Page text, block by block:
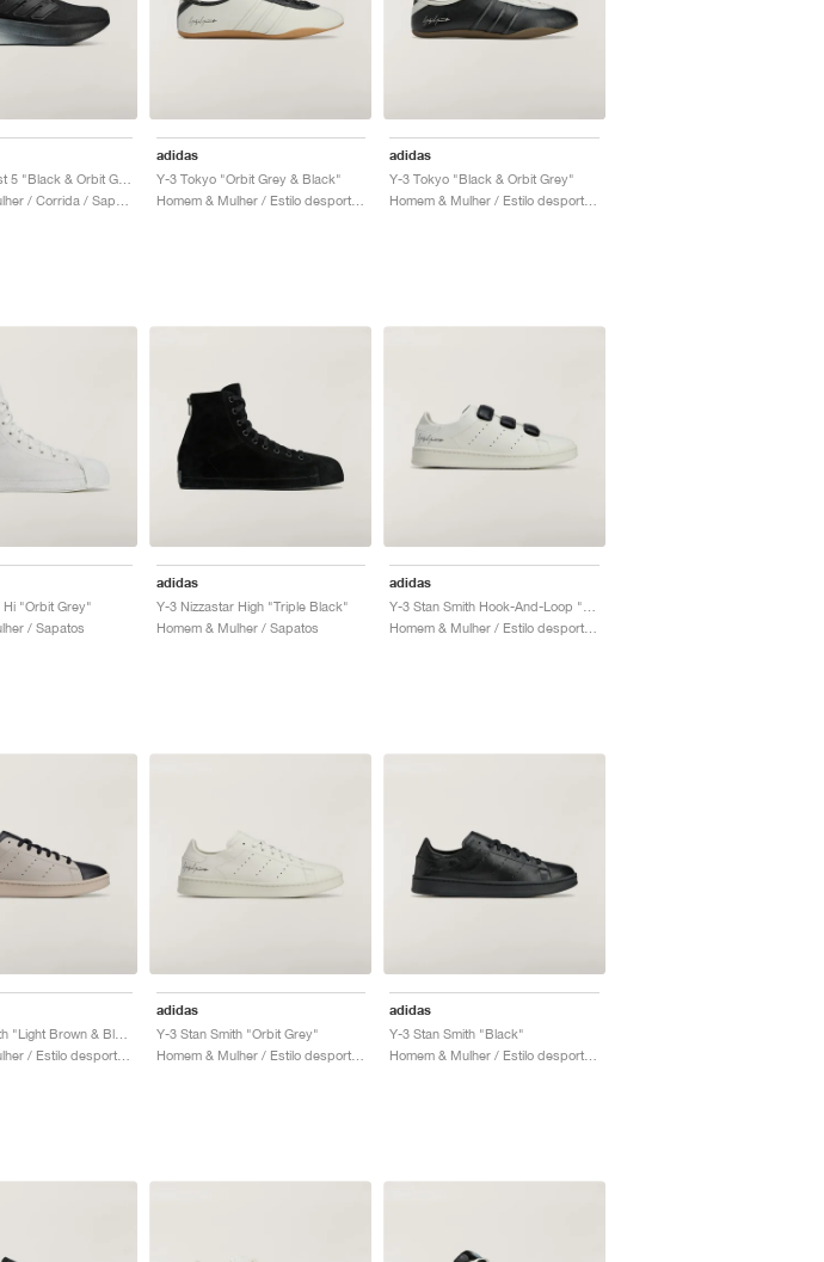
Y-3 Ultraboost 5 "Black & Orbit Grey"
adidas
Y-3 Tokyo "Orbit Grey & Black"
Homem & Mulher / Estilo desportivo / Sapatos
adidas
Y-3 Tokyo "Black & Orbit Grey"
Hi "Orbit Grey"
/ Sapatos
adidas
Y-3 Nizzastar High "Triple Black"
Homem & Mulher / Sapatos
adidas
Y-3 Stan Smith "Light Brown & Black"
Homem & Mulher / Estilo desportivo / Sapatos
adidas
Y-3 Stan Smith "Orbit Grey"
Homem & Mulher / Estilo desportivo / Sapatos
adidas
Y-3 Stan Smith "Black"